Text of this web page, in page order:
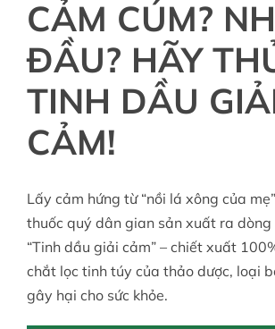
CẢM CÚM?
ĐẦU? HÃY
TINH DẦU
CẢM!
Lấy cảm hứng từ “nồi lá xông của
thuốc quý dân gian sản xuất ra dòng
“Tinh dầu giải cảm” – chiết xuất
chắt lọc tinh túy của thảo dược, loại
gây hại cho sức khỏe.